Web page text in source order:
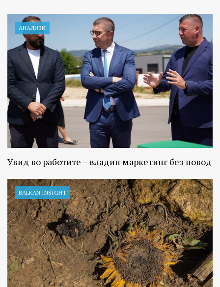
АНАЛИЗИ
Увид во работите – владин маркетинг без повод
BALKAN INSIGHT